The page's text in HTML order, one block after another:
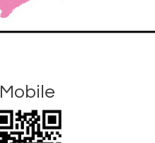
Mobile